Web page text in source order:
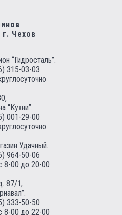
Чехов
“Гидросталь”.
315-03-03
“Кухни”.
001-29-00
Удачный.
964-50-06
8-00 до 20-00
87/1,
333-50-50
8-00 до 22-00